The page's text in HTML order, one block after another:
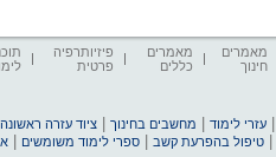
מאמרים
חינוך
מאמרים
כללים
פיזיותרפיה
פרטית
עזרי לימוד מחשבים בחינוך |ציוד עזרה ראשונה
|טיפול בהפרעת קשב |ספרי לימוד משומשים |